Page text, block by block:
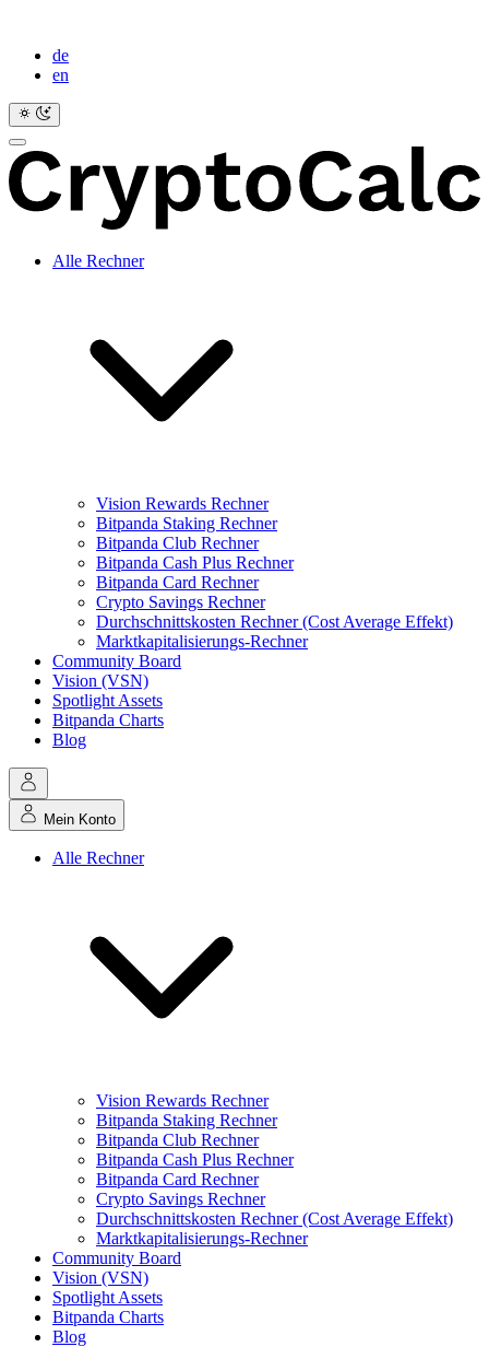
de
en
Alle Rechner
Vision Rewards Rechner
Bitpanda Staking Rechner
Bitpanda Club Rechner
Bitpanda Cash Plus Rechner
Bitpanda Card Rechner
Crypto Savings Rechner
Durchschnittskosten Rechner (Cost Average Effekt)
Marktkapitalisierungs-Rechner
Community Board
Vision (VSN)
Spotlight Assets
Bitpanda Charts
Blog
Mein Konto
Alle Rechner
Vision Rewards Rechner
Bitpanda Staking Rechner
Bitpanda Club Rechner
Bitpanda Cash Plus Rechner
Bitpanda Card Rechner
Crypto Savings Rechner
Durchschnittskosten Rechner (Cost Average Effekt)
Marktkapitalisierungs-Rechner
Community Board
Vision (VSN)
Spotlight Assets
Bitpanda Charts
Blog